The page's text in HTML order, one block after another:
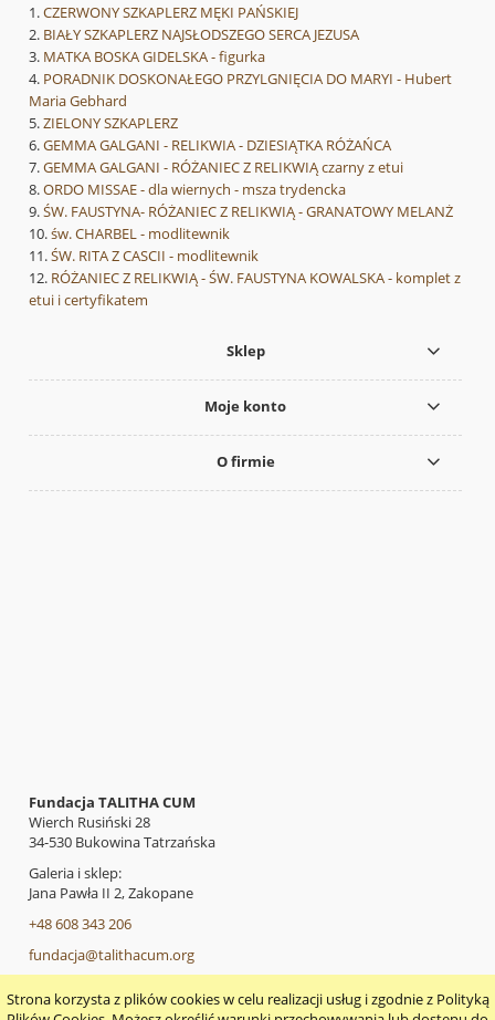
Strona korzysta z plików cookies w celu realizacji usług i zgodnie z Polityką
CZERWONY SZKAPLERZ MĘKI PAŃSKIEJ
BIAŁY SZKAPLERZ NAJSŁODSZEGO SERCA JEZUSA
MATKA BOSKA GIDELSKA - figurka
PORADNIK DOSKONAŁEGO PRZYLGNIĘCIA DO MARYI - Hubert
Maria Gebhard
ZIELONY SZKAPLERZ
GEMMA GALGANI - RELIKWIA - DZIESIĄTKA RÓŻAŃCA
GEMMA GALGANI - RÓŻANIEC Z RELIKWIĄ czarny z etui
ORDO MISSAE - dla wiernych - msza trydencka
ŚW. FAUSTYNA- RÓŻANIEC Z RELIKWIĄ - GRANATOWY MELANŻ
św. CHARBEL - modlitewnik
ŚW. RITA Z CASCII - modlitewnik
RÓŻANIEC Z RELIKWIĄ - ŚW. FAUSTYNA KOWALSKA - komplet z
etui i certyfikatem
Sklep
Moje konto
O firmie
Fundacja TALITHA CUM
Wierch Rusiński 28
34-530 Bukowina Tatrzańska
Galeria i sklep:
Jana Pawła II 2, Zakopane
+48 608 343 206
fundacja@talithacum.org